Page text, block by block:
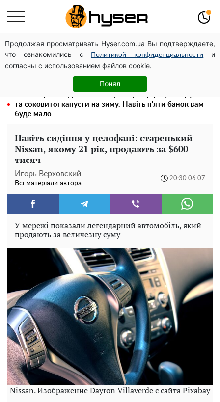
Продолжая просматривать Hyser.com.ua Вы подтверждаете,
что ознакомились с
Политикой конфиденциальности
и
согласны с использованием файлов cookie.
Понял
Гола Олена Тополя у цікавих позах змусила відвисати
щелепи: злив відео – було лише початком
Як учасник бойових дій може оформити пільгу на
оплату комунальних послуг: інструкція
та соковитої капусти на зиму. Навіть п'яти банок вам
буде мало
Навіть сидіння у целофані: старенький
Nissan, якому 21 рік, продають за $600
тисяч
Игорь Верховский
Всі матеріали автора
20:30 06.07
У мережі показали легендарний автомобіль, який
продають за величезну суму
Nissan. Изображение Dayron Villaverde с сайта Pixabay